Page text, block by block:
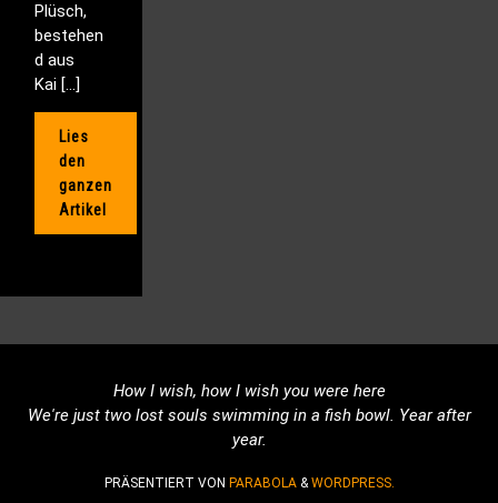
Plüsch,
bestehen
d aus
Kai […]
Lies
den
ganzen
Artikel
How I wish, how I wish you were here
We're just two lost souls swimming in a fish bowl. Year after
year.
PRÄSENTIERT VON PARABOLA&WORDPRESS.